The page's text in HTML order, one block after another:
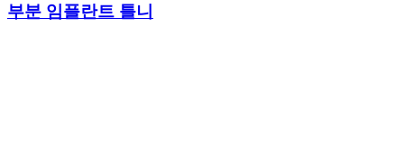
부분 임플란트 틀니